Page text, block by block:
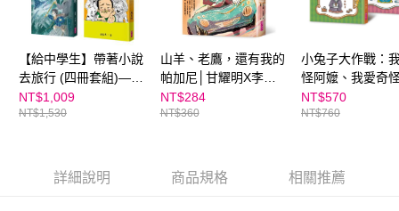
５．嚴禁一人註冊多個帳號或使用他人資訊註冊。若發現惡意使用之情形，
恩沛科技股份有限公司將有權停止該用戶之使用額度並採取法律行動。
【給中學生】帶著小說
去旅行 (四冊套組)—鏢
風少年、悶蛋小鎮、記
恨家族、山羊、老鷹，
NT$1,009
NT$1,530
山羊、老鷹，還有我的
帕加尼│甘耀明X李崇
建攜手打造少年成長小
說
NT$284
NT$360
小兔子大作戰：
怪阿嬤、我愛奇
（2冊套書）｜信
品
NT$570
NT$760
詳細說明 商品規格 相關推薦